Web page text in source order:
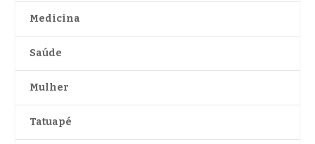
Medicina
Saúde
Mulher
Tatuapé